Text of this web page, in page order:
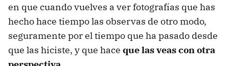
en que cuando vuelves a ver fotografías que has
hecho hace tiempo las observas de otro modo,
seguramente por el tiempo que ha pasado desde
que las hiciste, y que hace que las veas con otra